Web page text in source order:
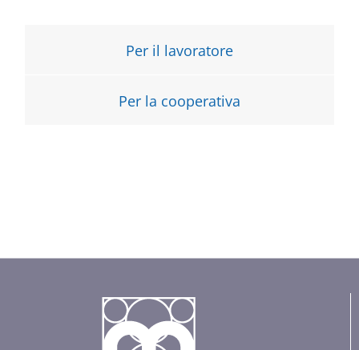
Per il lavoratore
Per la cooperativa